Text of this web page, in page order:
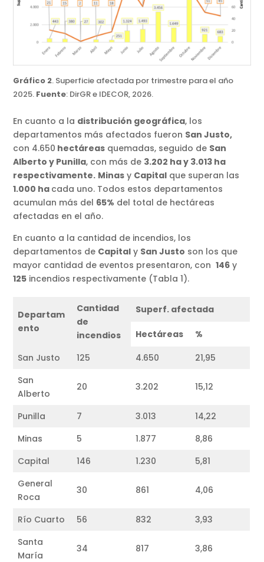
Gráfico 2. Superficie afectada por trimestre para el año
2025. Fuente: DirGR e IDECOR, 2026.
En cuanto a la distribución geográfica, los
departamentos más afectados fueron San Justo,
con 4.650 hectáreas quemadas, seguido de San
Alberto y Punilla, con más de 3.202 ha y 3.013 ha
respectivamente. Minas y Capital que superan las
1.000 ha cada uno. Todos estos departamentos
acumulan más del 65% del total de hectáreas
afectadas en el año.
En cuanto a la cantidad de incendios, los
departamentos de Capital y San Justo son los que
mayor cantidad de eventos presentaron, con146 y
125 incendios respectivamente (Tabla 1).
Departam
ento
Cantidad
de
incendios
Superf. afectada
Hectáreas
%
San Justo
125 4.650
21,95
San
Alberto
20 3.202 15,12
Punilla 7 3.013
14,22
Minas
5 1.877
8,86
Capital
146 1.230
5,81
General
Roca
30 861 4,06
Río Cuarto 56 832
3,93
Santa
María
34 817 3,86